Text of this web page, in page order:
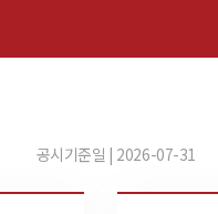
공시기준일 | 2026-07-31